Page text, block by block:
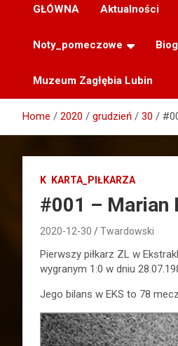
GŁÓWNA Aktualności
Noty_pomeczowe
Muzeum Zagłębia Lubin
Home 2020 grudzień 30
K KARTA_PIŁKARZA
#001 – Marian
2020-12-30 Twardowski
Pierwszy piłkarz ZL w
wygranym 1:0 w dniu
Jego bilans w EKS to 78